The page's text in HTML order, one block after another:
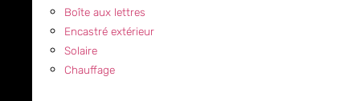
Boîte aux lettres
Encastré extérieur
Solaire
Chauffage